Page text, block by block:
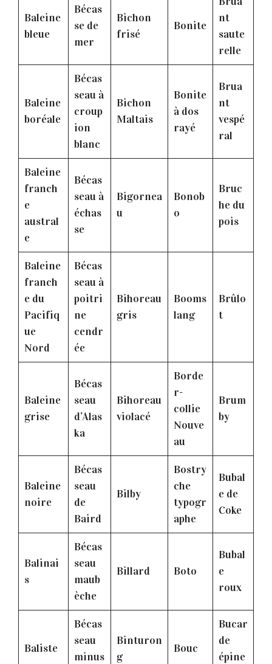
Baleine
bleue
Bécas
se de
mer
Bichon
frisé
Bonite
nt
saute
relle
Baleine
boréale
Bécas
seau à
croup
ion
blanc
Bichon
Maltais
Bonite
à dos
rayé
Brua
nt
vespé
ral
Baleine
franch
e
austral
e
Bécas
seau à
échas
se
Bigornea
u
Bonob
o
Bruc
he du
pois
Baleine
franch
e du
Pacifiq
ue
Nord
Bécas
seau à
poitri
ne
cendr
ée
Bihoreau
gris
Booms
lang
Brûlo
t
Baleine
grise
Bécas
seau
d’Alas
ka
Bihoreau
violacé
Borde
r-
collie
Nouve
au
Brum
by
Baleine
noire
Bécas
seau
de
Baird
Bilby
Bostry
che
typogr
aphe
Bubal
e de
Coke
Balinai
s
Bécas
seau
maub
èche
Billard Boto
Bubal
e
roux
Baliste
Bécas
seau
minus
Binturon
g
Bouc
Bucar
de
épine